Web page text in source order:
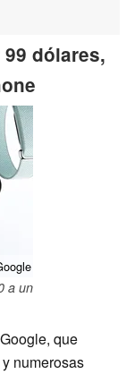
dólares,
a un
que
numerosas